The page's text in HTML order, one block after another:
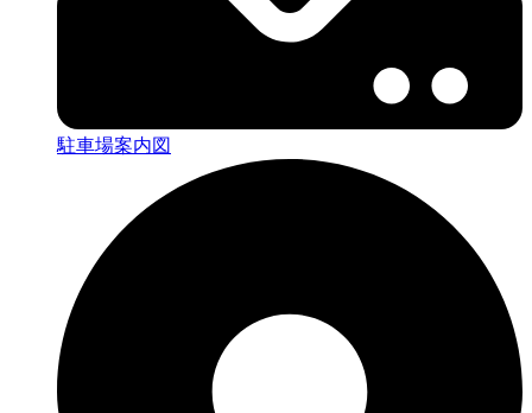
駐車場案内図